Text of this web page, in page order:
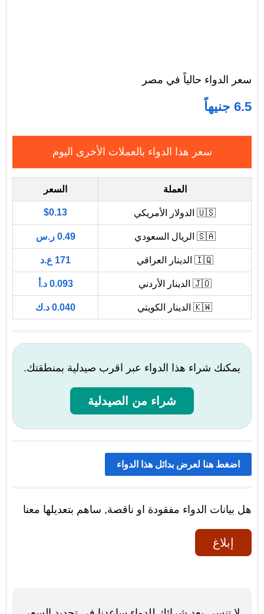
سعر الدواء حالياً في مصر
6.5 جنيهاً
سعر هذا الدواء بالعملات الأخرى اليوم
العملة السعر
🇺🇸 الدولار الأمريكي $0.13
🇸🇦 الريال السعودي 0.49 ر.س
🇮🇶 الدينار العراقي 171 ع.د
🇯🇴 الدينار الأردني 0.093 د.أ
🇰🇼 الدينار الكويتي 0.040 د.ك
يمكنك شراء هذا الدواء عبر اقرب صيدلية بمنطقتك.
شراء من الصيدلية
اضغط هنا لعرض بدائل هذا الدواء
هل بيانات الدواء مفقودة او ناقصة, ساهم بتعديلها معنا
إبلاغ